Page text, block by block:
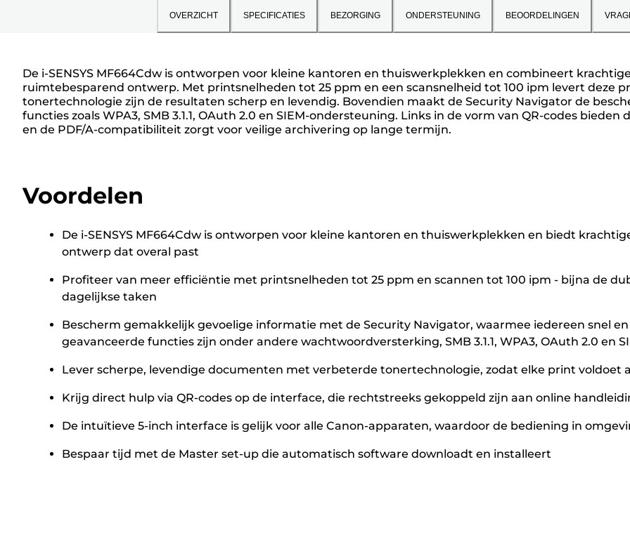
OVERZICHT SPECIFICATIES BEZORGING ONDERSTEUNING BEOORDELINGEN
De i-SENSYS MF664Cdw is ontworpen voor kleine kantoren en thuiswerkplekken en combineert
ruimtebesparend ontwerp. Met printsnelheden tot 25 ppm en een scansnelheid tot 100 ipm levert deze
tonertechnologie zijn de resultaten scherp en levendig. Bovendien maakt de Security Navigator de
functies zoals WPA3, SMB 3.1.1, OAuth 2.0 en SIEM-ondersteuning. Links in de vorm van QR-codes
en de PDF/A-compatibiliteit zorgt voor veilige archivering op lange termijn.
Voordelen
De i-SENSYS MF664Cdw is ontworpen voor kleine kantoren en thuiswerkplekken en biedt
ontwerp dat overal past
Profiteer van meer efficiëntie met printsnelheden tot 25 ppm en scannen tot 100 ipm - bijna de
dagelijkse taken
Bescherm gemakkelijk gevoelige informatie met de Security Navigator, waarmee iedereen snel
geavanceerde functies zijn onder andere wachtwoordversterking, SMB 3.1.1, WPA3, OAuth 2.0 en
Lever scherpe, levendige documenten met verbeterde tonertechnologie, zodat elke print voldoet
Krijg direct hulp via QR-codes op de interface, die rechtstreeks gekoppeld zijn aan online
De intuïtieve 5-inch interface is gelijk voor alle Canon-apparaten, waardoor de bediening in
Bespaar tijd met de Master set-up die automatisch software downloadt en installeert